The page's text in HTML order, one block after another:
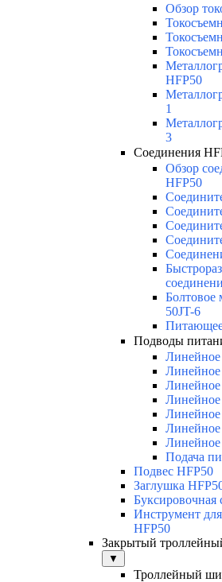
Обзор
HFP50
1
3
Соединения
Обзор
HFP50
Болтовое
50JT-6
Питающее
Подводы
Линейное
Линейное
Линейное
Линейное
Линейное
Линейное
Линейное
Подача
Подвес HFP50
Заглушка
Буксировочная
Инструмент
HFP50
Закрытый
▼
Троллейный